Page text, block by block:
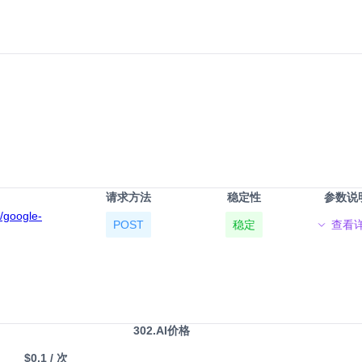
请求方法 稳定性
参数说
google-
POST 稳定 查看
302.AI价格
$0.1 / 次